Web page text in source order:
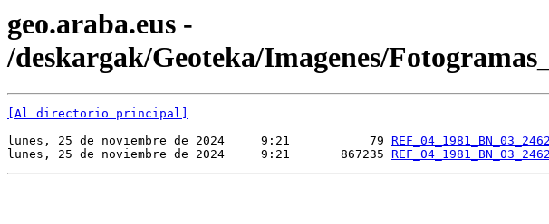
geo.araba.eus -
/deskargak/Geoteka/Imagenes/
[Al directorio principal]
lunes, 25 de noviembre de 2024     9:21           79
lunes, 25 de noviembre de 2024     9:21       867235